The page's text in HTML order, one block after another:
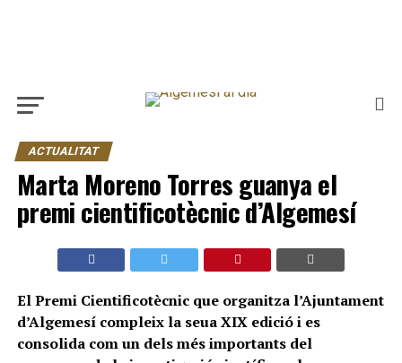
ACTUALITAT
Marta Moreno Torres guanya el
premi cientificotècnic d’Algemesí
El Premi Cientificotècnic que organitza l’Ajuntament
d’Algemesí compleix la seua XIX edició i es
consolida com un dels més importants del